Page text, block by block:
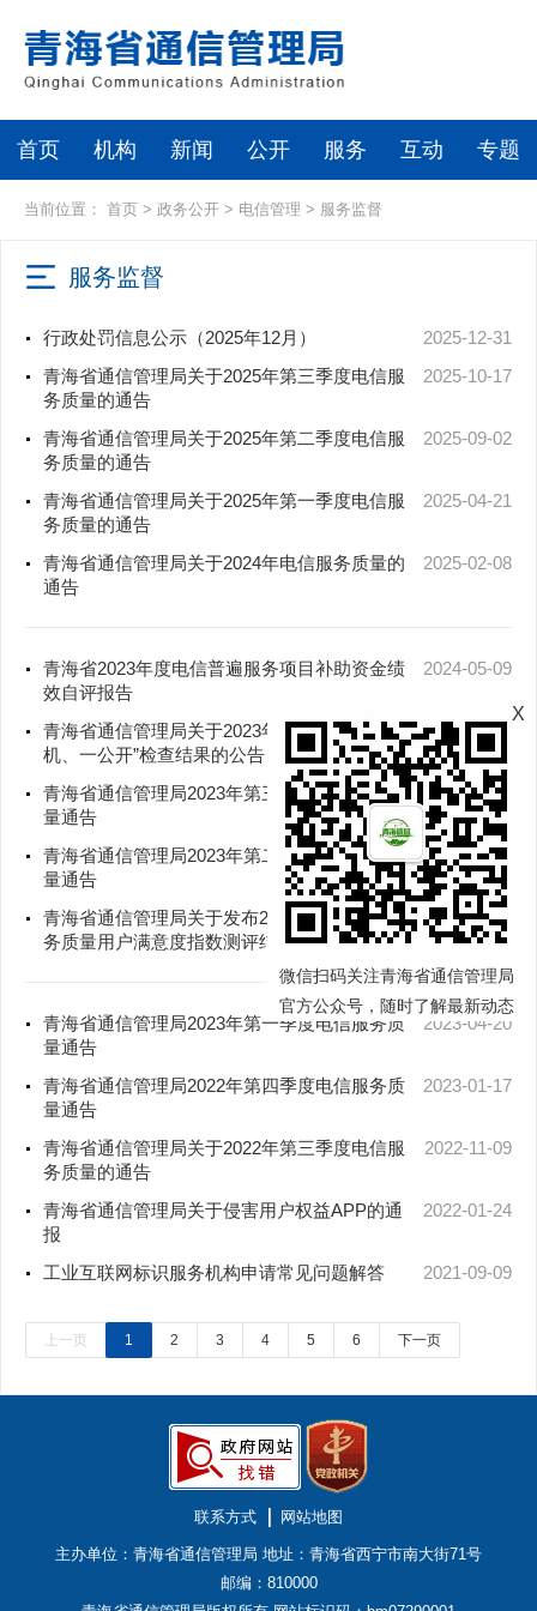
首页 机构 新闻 公开 服务 互动 专题
当前位置： 首页 > 政务公开 > 电信管理 > 服务监督
服务监督
2025-12-31
行政处罚信息公示（2025年12月）
2025-10-17
青海省通信管理局关于2025年第三季度电信服
务质量的通告
2025-09-02
青海省通信管理局关于2025年第二季度电信服
务质量的通告
2025-04-21
青海省通信管理局关于2025年第一季度电信服
务质量的通告
2025-02-08
青海省通信管理局关于2024年电信服务质量的
通告
2024-05-09
青海省2023年度电信普遍服务项目补助资金绩
效自评报告
2023-11-15
青海省通信管理局关于2023年许可和码号“双随
机、一公开”检查结果的公告
2023-10-23
青海省通信管理局2023年第三季度电信服务质
量通告
2023-07-28
青海省通信管理局2023年第二季度电信服务质
量通告
2023-04-23
青海省通信管理局关于发布2022年全省电信服
务质量用户满意度指数测评结果的公告
2023-04-20
青海省通信管理局2023年第一季度电信服务质
量通告
2023-01-17
青海省通信管理局2022年第四季度电信服务质
量通告
2022-11-09
青海省通信管理局关于2022年第三季度电信服
务质量的通告
2022-01-24
青海省通信管理局关于侵害用户权益APP的通
报
2021-09-09
工业互联网标识服务机构申请常见问题解答
上一页 1 2 3 4 5 6 下一页
X
微信扫码关注青海省通信管理局
官方公众号，随时了解最新动态
联系方式 网站地图
主办单位：青海省通信管理局 地址：青海省西宁市南大街71号
邮编：810000